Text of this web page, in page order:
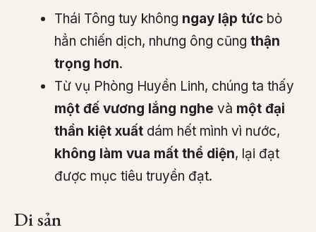
Thái Tông tuy không ngay lập tức bỏ
hẳn chiến dịch, nhưng ông cũng thận
trọng hơn.
Từ vụ Phòng Huyền Linh, chúng ta thấy
một đế vương lắng nghe và một đại
thần kiệt xuất dám hết mình vì nước,
không làm vua mất thể diện, lại đạt
được mục tiêu truyền đạt.
Di sản